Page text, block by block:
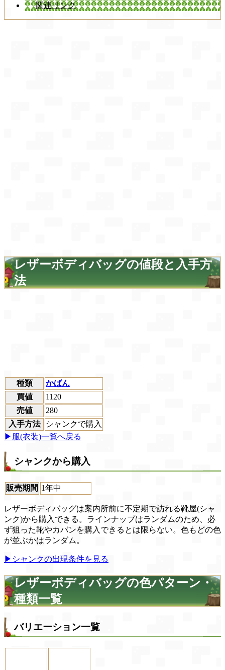
関連リンク
レザーボディバッグの値段と入手方
法
種類
かばん
買値
1120
売値
280
入手方法
シャンクで購入
▶服(衣装)一覧へ戻る
シャンクから購入
販売期間 1年中
レザーボディバッグは案内所前に不定期で訪れる靴屋(シャ
ンク)から購入できる。ラインナップはランダムのため、必
ず狙った靴やカバンを購入できるとは限らない。色もどの色
が並ぶかはランダム。
▶シャンクの出現条件を見る
レザーボディバッグの色パターン・
種類一覧
バリエーション一覧